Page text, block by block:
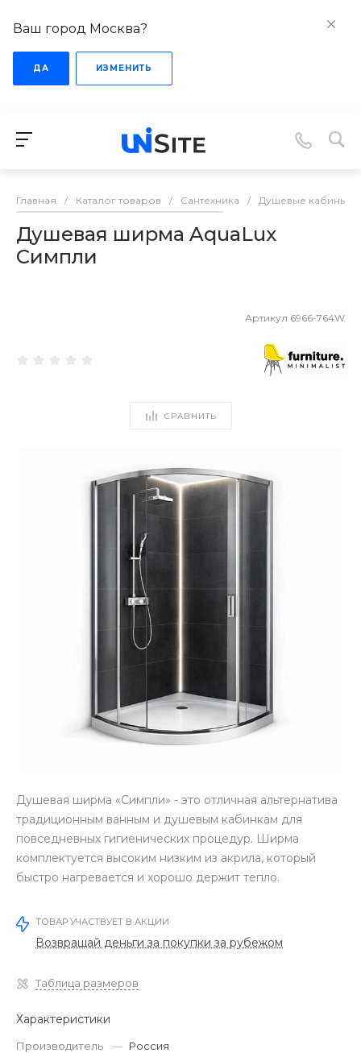
Ваш город Москва?
ДА ИЗМЕНИТЬ
Главная / Каталог товаров / Сантехника / Душевые кабины
Душевая ширма AquaLux
Симпли
Артикул 6966-764W
СРАВНИТЬ
Душевая ширма «Симпли» - это отличная альтернатива
традиционным ванным и душевым кабинкам для
повседневных гигиенических процедур. Ширма
комплектуется высоким низким из акрила, который
быстро нагревается и хорошо держит тепло.
ТОВАР УЧАСТВУЕТ В АКЦИИ
Возвращай деньги за покупки за рубежом
Таблица размеров
Характеристики
Производитель — Россия